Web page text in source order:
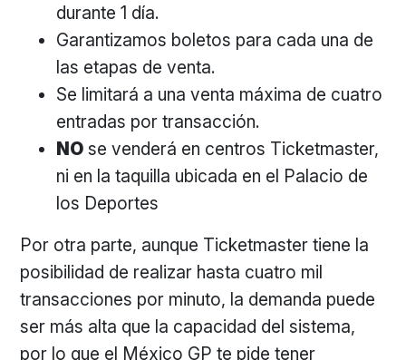
durante 1 día.
Garantizamos boletos para cada una de
las etapas de venta.
Se limitará a una venta máxima de cuatro
entradas por transacción.
NO se venderá en centros Ticketmaster,
ni en la taquilla ubicada en el Palacio de
los Deportes
Por otra parte, aunque Ticketmaster tiene la
posibilidad de realizar hasta cuatro mil
transacciones por minuto, la demanda puede
ser más alta que la capacidad del sistema,
por lo que el México GP te pide tener